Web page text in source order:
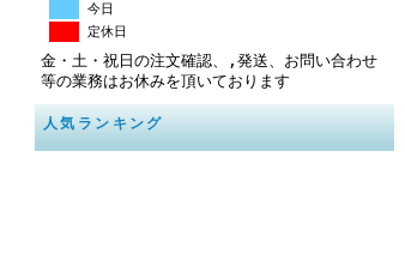
今日
定休日
金・土・祝日の注文確認、,発送、お問い合わせ
等の業務はお休みを頂いております
人気ランキング